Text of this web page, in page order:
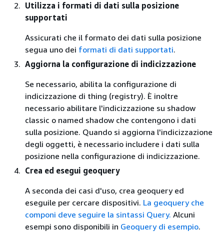
Utilizza i formati di dati sulla posizione
supportati
Assicurati che il formato dei dati sulla posizione
segua uno dei formati di dati supportati.
Aggiorna la configurazione di indicizzazione
Se necessario, abilita la configurazione di
indicizzazione di thing (registry). È inoltre
necessario abilitare l'indicizzazione su shadow
classic o named shadow che contengono i dati
sulla posizione. Quando si aggiorna l'indicizzazione
degli oggetti, è necessario includere i dati sulla
posizione nella configurazione di indicizzazione.
Crea ed esegui geoquery
A seconda dei casi d'uso, crea geoquery ed
eseguile per cercare dispositivi. La geoquery che
componi deve seguire la sintassi Query. Alcuni
esempi sono disponibili in Geoquery di esempio.